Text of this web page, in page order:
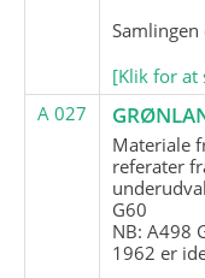
[Klik for at
A 027
Materiale
referater
G60
NB: A498
1962 er